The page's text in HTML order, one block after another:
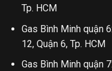
Tp. HCM
Gas Bình Minh quận
12, Quận 6, Tp. HCM
Gas Bình Minh quận